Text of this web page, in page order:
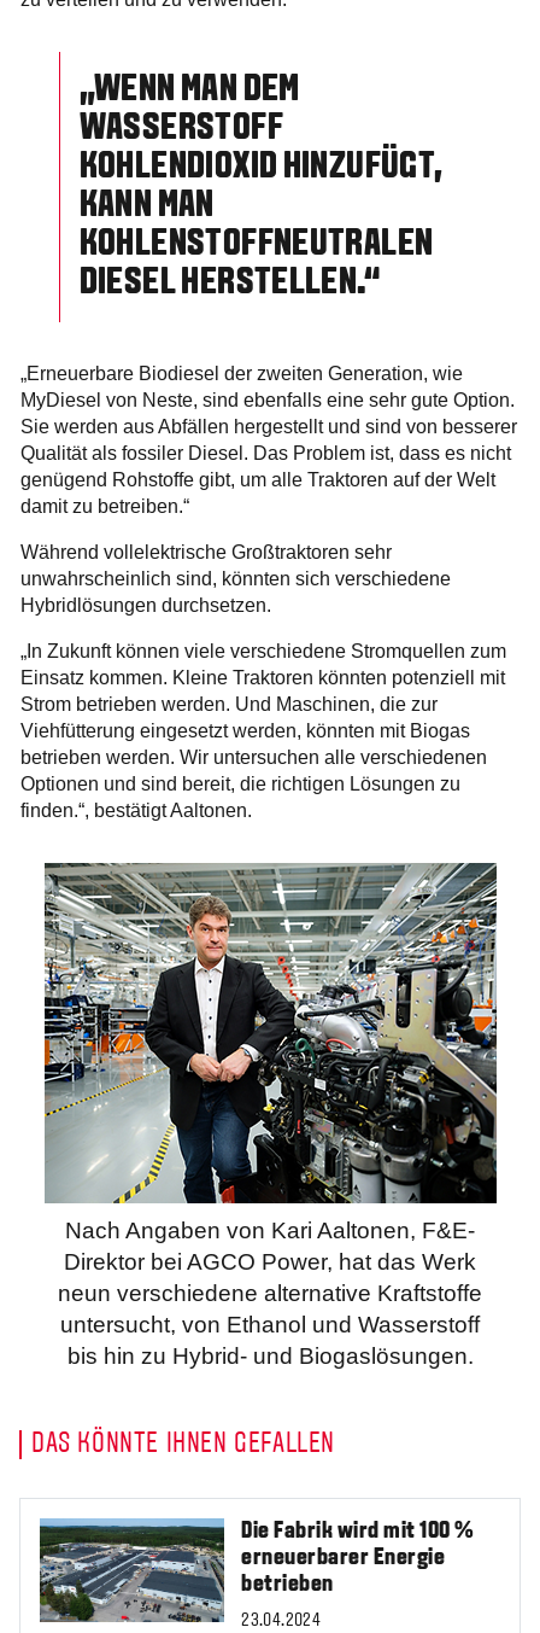
„WENN MAN DEM
WASSERSTOFF
KOHLENDIOXID HINZUFÜGT,
KANN MAN
KOHLENSTOFFNEUTRALEN
DIESEL HERSTELLEN.“
„Erneuerbare Biodiesel der zweiten Generation, wie
MyDiesel von Neste, sind ebenfalls eine sehr gute Option.
Sie werden aus Abfällen hergestellt und sind von besserer
Qualität als fossiler Diesel. Das Problem ist, dass es nicht
genügend Rohstoffe gibt, um alle Traktoren auf der Welt
damit zu betreiben.“
Während vollelektrische Großtraktoren sehr
unwahrscheinlich sind, könnten sich verschiedene
Hybridlösungen durchsetzen.
„In Zukunft können viele verschiedene Stromquellen zum
Einsatz kommen. Kleine Traktoren könnten potenziell mit
Strom betrieben werden. Und Maschinen, die zur
Viehfütterung eingesetzt werden, könnten mit Biogas
betrieben werden. Wir untersuchen alle verschiedenen
Optionen und sind bereit, die richtigen Lösungen zu
finden.“, bestätigt Aaltonen.
Nach Angaben von Kari Aaltonen, F&E-
Direktor bei AGCO Power, hat das Werk
neun verschiedene alternative Kraftstoffe
untersucht, von Ethanol und Wasserstoff
bis hin zu Hybrid- und Biogaslösungen.
DAS KÖNNTE IHNEN GEFALLEN
Die Fabrik wird mit 100 %
erneuerbarer Energie
betrieben
23.04.2024